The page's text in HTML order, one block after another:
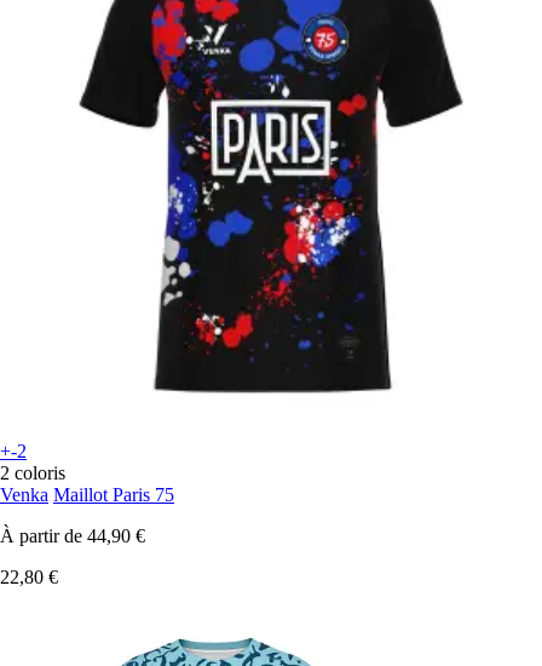
+-2
2 coloris
Venka Maillot Paris 75
À partir de 44,90 €
22,80 €